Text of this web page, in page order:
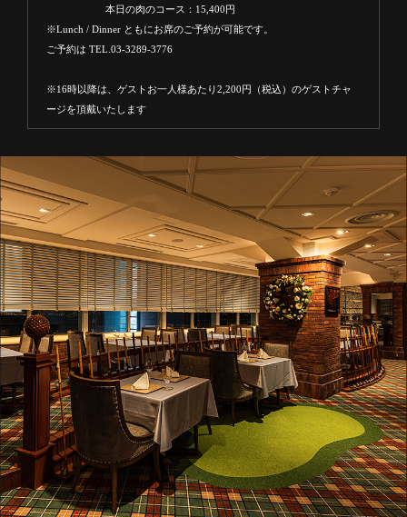
本日の肉のコース：15,400円
※Lunch / Dinner ともにお席のご予約が可能です。
ご予約は TEL.03-3289-3776
※16時以降は、ゲストお一人様あたり2,200円（税込）のゲストチャ
ージを頂戴いたします